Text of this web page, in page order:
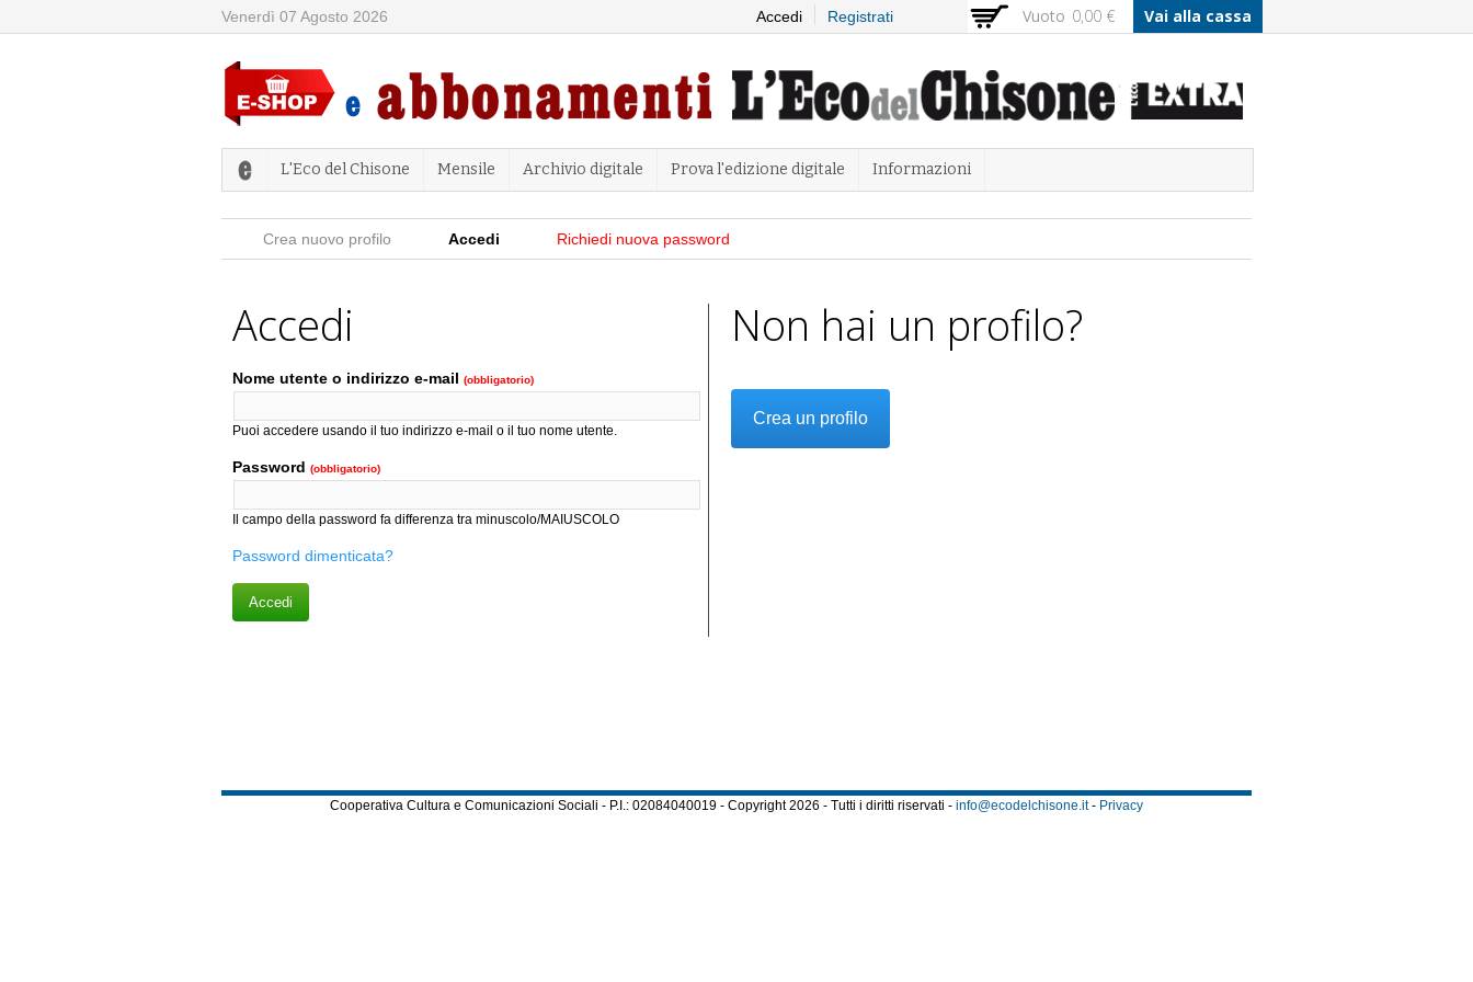
contenuto
Venerdì 07 Agosto 2026 Accedi Registrati Vuoto 0,00 € Vai alla cassa
L'Eco del Chisone Mensile Archivio digitale Prova l'edizione digitale Informazioni
Schede primarie
Crea nuovo profilo Accedi (scheda attiva)Richiedi nuova password
Accedi
Nome utente o indirizzo e-mail (obbligatorio)
Puoi accedere usando il tuo indirizzo e-mail o il tuo nome utente.
Password (obbligatorio)
Il campo della password fa differenza tra minuscolo/MAIUSCOLO
Password dimenticata?
Non hai un profilo?
Crea un profilo
Cooperativa Cultura e Comunicazioni Sociali - P.I.: 02084040019 - Copyright 2026 - Tutti i diritti riservati - info@ecodelchisone.it- Privacy